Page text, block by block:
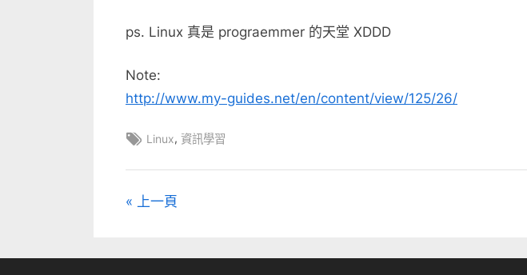
ps. Linux 真是 prograemmer 的天堂 XDDD
Note:
http://www.my-guides.net/en/content/view/125/26/
Tags:
Linux, 資訊學習
文上一頁